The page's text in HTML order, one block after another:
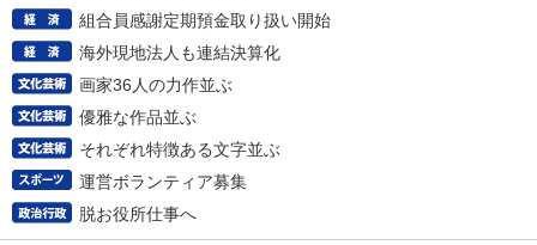
組合員感謝定期預金取り扱い開始
海外現地法人も連結決算化
画家36人の力作並ぶ
優雅な作品並ぶ
それぞれ特徴ある文字並ぶ
運営ボランティア募集
脱お役所仕事へ